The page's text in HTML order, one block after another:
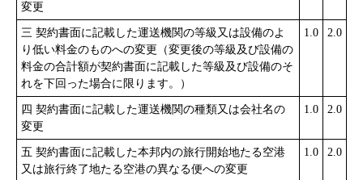
変更
三 契約書面に記載した運送機関の等級又は設備のよ
り低い料金のものへの変更（変更後の等級及び設備の
料金の合計額が契約書面に記載した等級及び設備のそ
れを下回った場合に限ります。）
1.0 2.0
四 契約書面に記載した運送機関の種類又は会社名の
変更
1.0 2.0
五 契約書面に記載した本邦内の旅行開始地たる空港
又は旅行終了地たる空港の異なる便への変更
1.0 2.0